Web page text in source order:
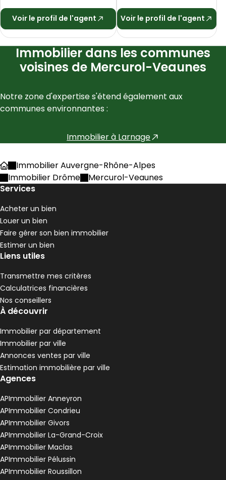
Voir le profil de l'agent Voir le profil de l'agent
Immobilier dans les communes
voisines de Mercurol-Veaunes
Notre zone d'expertise s'étend également aux
communes environnantes :
Immobilier à Larnage
AccueilImmobilier Auvergne-Rhône-Alpes
Immobilier Drôme
Mercurol-Veaunes
Services
Acheter un bien
Louer un bien
Faire gérer son bien immobilier
Estimer un bien
Liens utiles
Transmettre mes critères
Calculatrices financières
Nos conseillers
À découvrir
Immobilier par département
Immobilier par ville
Annonces ventes par ville
Estimation immobilière par ville
Agences
APImmobilier Anneyron
APImmobilier Condrieu
APImmobilier Givors
APImmobilier La-Grand-Croix
APImmobilier Maclas
APImmobilier Pélussin
APImmobilier Roussillon